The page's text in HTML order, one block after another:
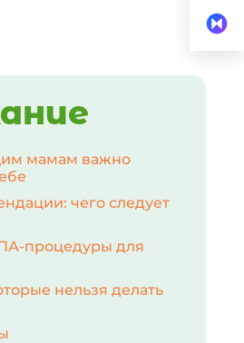
мамам важно
чего следует
процедуры для
нельзя делать